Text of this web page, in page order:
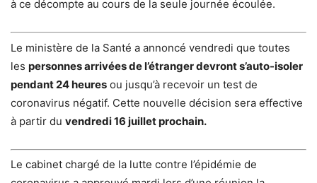
à ce décompte au cours de la seule journée écoulée.
Le ministère de la Santé a annoncé vendredi que toutes
les personnes arrivées de l’étranger devront s’auto-isoler
pendant 24 heures ou jusqu’à recevoir un test de
coronavirus négatif. Cette nouvelle décision sera effective
à partir du vendredi 16 juillet prochain.
Le cabinet chargé de la lutte contre l’épidémie de